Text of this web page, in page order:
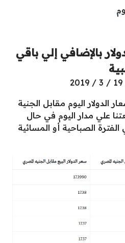
بالإضافي إلي باقي
الدولار اليوم مقابل الجنية
علي مدار اليوم في حال
الصباحية أو المسائية